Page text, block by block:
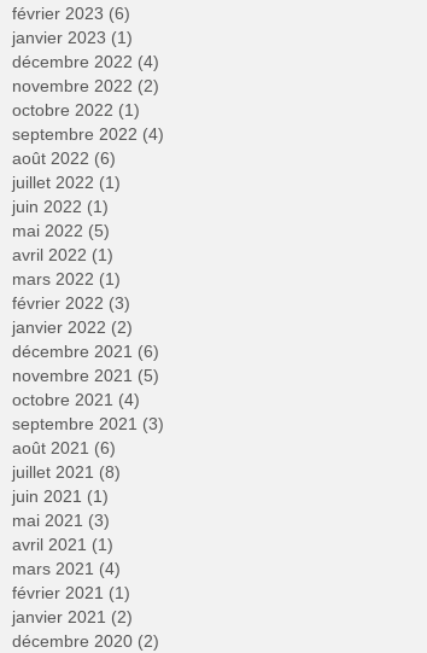
février 2023 (6)
janvier 2023 (1)
décembre 2022 (4)
novembre 2022 (2)
octobre 2022 (1)
septembre 2022 (4)
août 2022 (6)
juillet 2022 (1)
juin 2022 (1)
mai 2022 (5)
avril 2022 (1)
mars 2022 (1)
février 2022 (3)
janvier 2022 (2)
décembre 2021 (6)
novembre 2021 (5)
octobre 2021 (4)
septembre 2021 (3)
août 2021 (6)
juillet 2021 (8)
juin 2021 (1)
mai 2021 (3)
avril 2021 (1)
mars 2021 (4)
février 2021 (1)
janvier 2021 (2)
décembre 2020(2)